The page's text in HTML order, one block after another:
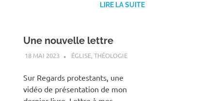
LIRE LA SUITE
Une nouvelle lettre
18 MAI 2023 ANTOINE NOUIS
ÉGLISE,THÉOLOGIE
Sur Regards protestants, une
vidéo de présentation de mon